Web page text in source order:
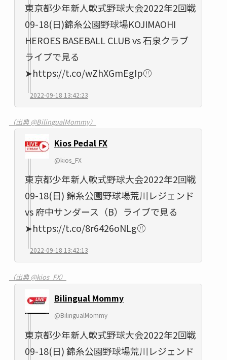
東京都少年新人軟式野球大会2022年2回戦
09-18(日)錦糸公園野球場KOJIMAOHI
HEROES BASEBALL CLUB vs 石泉クラブ
ライブで見る
➤https://t.co/wZhXGmEgIp⚾
2022-09-18 13:42:23
（出典 @BilingualMommy）
Kios Pedal FX
@kios_FX
東京都少年新人軟式野球大会2022年2回戦
09-18(日) 錦糸公園野球場荒川レジェンド
vs 府中サンダース（B）ライブで見る
➤https://t.co/8r6426oNLg⚾
2022-09-18 13:42:13
（出典 @kios_FX）
Bilingual Mommy
@BilingualMommy
東京都少年新人軟式野球大会2022年2回戦
09-18(日) 錦糸公園野球場荒川レジェンド